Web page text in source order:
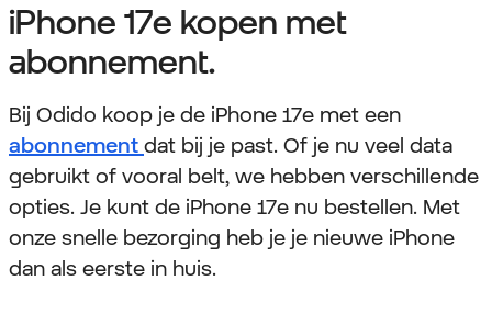
iPhone 17e kopen met
abonnement.
Bij Odido koop je de iPhone 17e met een
abonnement dat bij je past. Of je nu veel data
gebruikt of vooral belt, we hebben verschillende
opties. Je kunt de iPhone 17e nu bestellen. Met
onze snelle bezorging heb je je nieuwe iPhone
dan als eerste in huis.